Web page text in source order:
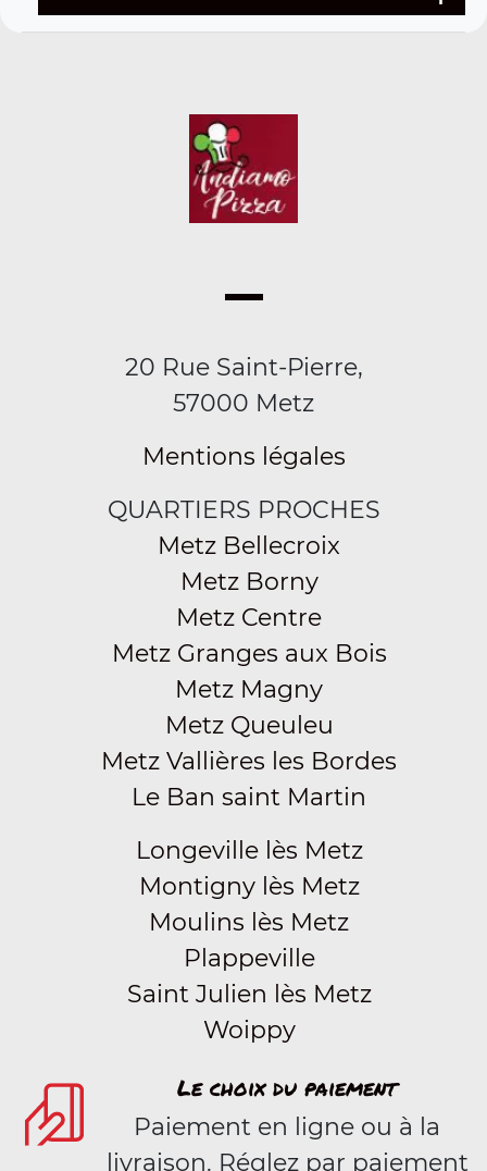
20 Rue Saint-Pierre,
57000 Metz
Mentions légales
QUARTIERS PROCHES
Metz Bellecroix
Metz Borny
Metz Centre
Metz Granges aux Bois
Metz Magny
Metz Queuleu
Metz Vallières les Bordes
Le Ban saint Martin
Longeville lès Metz
Montigny lès Metz
Moulins lès Metz
Plappeville
Saint Julien lès Metz
Woippy
Le choix du paiement
Paiement en ligne ou à la
livraison. Réglez par paiement